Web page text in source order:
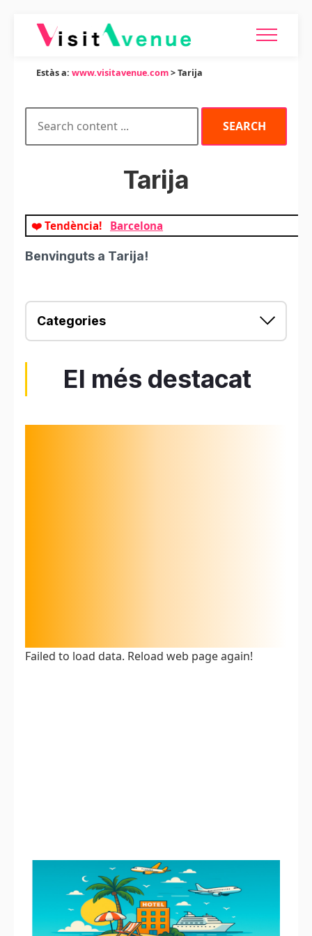
Estàs a: www.visitavenue.com> Tarija
Tarija
❤️ Tendència! Barcelona
Benvinguts a Tarija!
Categories
El més destacat
Failed to load data. Reload web page again!